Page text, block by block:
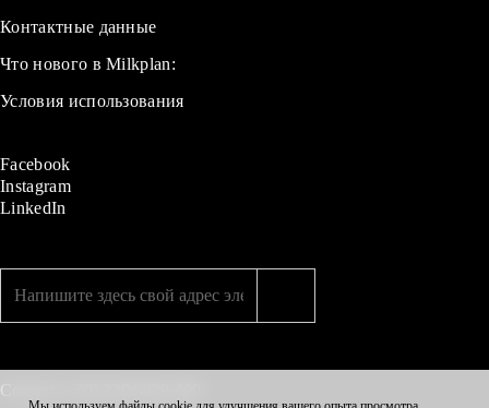
Facebook
Instagram
LinkedIn
Контактные данные
Что нового в Milkplan:
Условия использования
Contact